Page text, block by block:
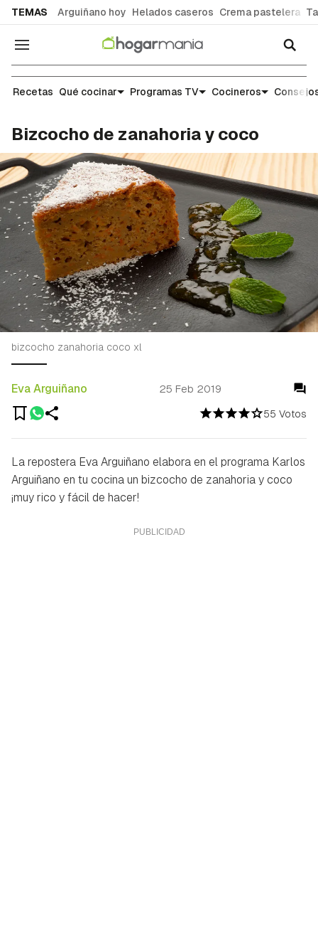
TEMAS Arguiñano hoy Helados caseros Crema pastelera
Navegación
Recetas
Recetas Qué cocinar Programas TV Cocineros
Bizcocho de zanahoria y coco
55 Votos
Eva Arguiñano 25 Feb 2019
bizcocho zanahoria coco xl
La repostera Eva Arguiñano elabora en el programa Karlos
Arguiñano en tu cocina un bizcocho de zanahoria y coco
¡muy rico y fácil de hacer!